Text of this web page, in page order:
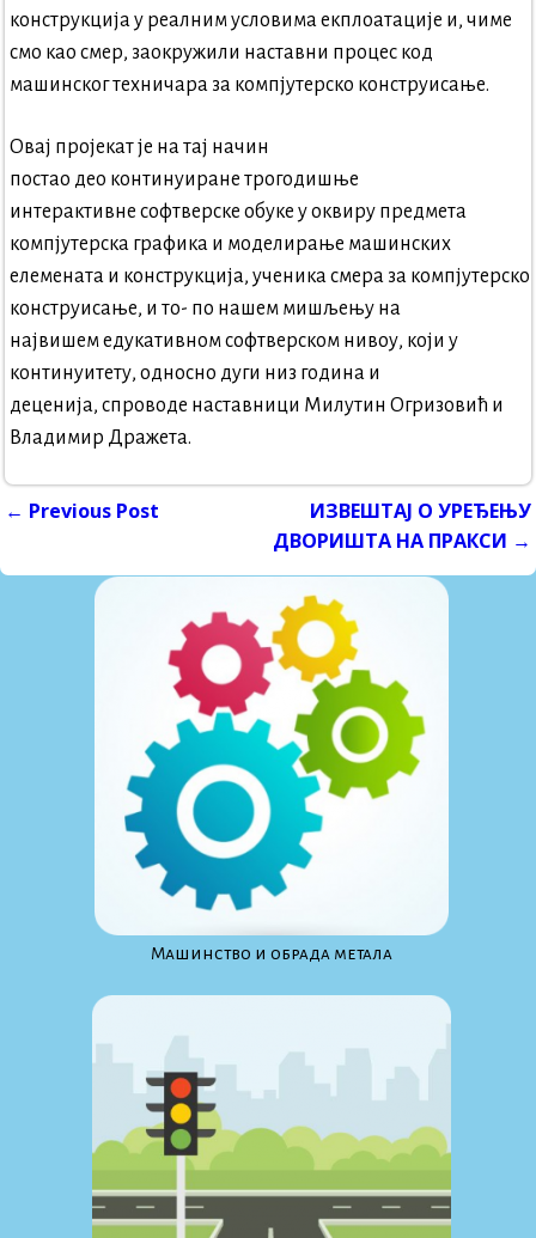
конструкција у реалним условима екплоатације и, чиме
смо као смер, заокружили наставни процес код
машинског техничара за компјутерско конструисање.
Овај пројекат је на тај начин
постао део континуиране трогодишње
интерактивне софтверске обуке у оквиру предмета
компјутерска графика и моделирање машинских
елемената и конструкција, ученика смера за компјутерско
конструисање, и то- по нашем мишљењу на
највишем едукативном софтверском нивоу, који у
континуитету, односно дуги низ година и
деценија, спроводе наставници Милутин Огризовић и
Владимир Дражета.
← Previous Post
ИЗВЕШТАЈ О УРЕЂЕЊУ
ДВОРИШТА НА ПРАКСИ →
Maшинство и обрада метала